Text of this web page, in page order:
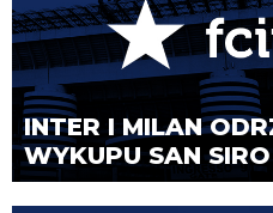
INTER I MILAN
WYKUPU SAN SIRO